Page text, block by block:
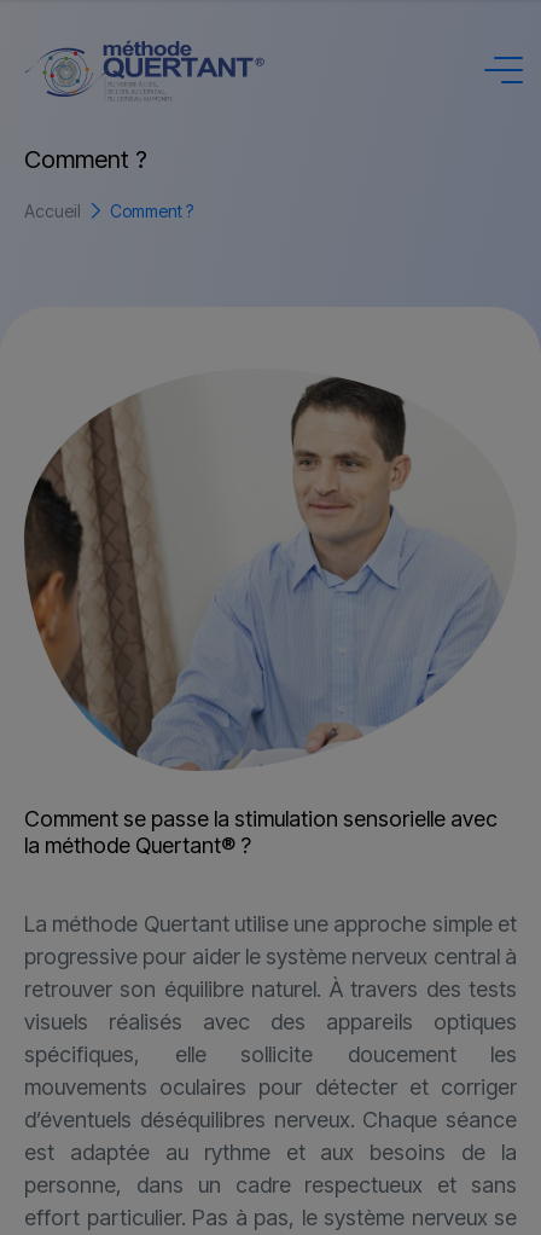
Comment ?
Accueil Comment ?
Comment se passe la stimulation sensorielle avec
la méthode Quertant® ?
La méthode Quertant utilise une approche simple et
progressive pour aider le système nerveux central à
retrouver son équilibre naturel. À travers des tests
visuels réalisés avec des appareils optiques
spécifiques, elle sollicite doucement les
mouvements oculaires pour détecter et corriger
d’éventuels déséquilibres nerveux. Chaque séance
est adaptée au rythme et aux besoins de la
personne, dans un cadre respectueux et sans
effort particulier. Pas à pas, le système nerveux se